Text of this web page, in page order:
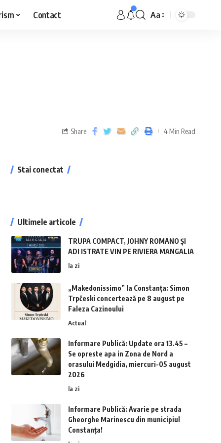
Contact Aa
Share 4 Min Read
Stai conectat
Ultimele articole
TRUPA COMPACT, JOHNY ROMANO ȘI
ADI ISTRATE VIN PE RIVIERA MANGALIA
la zi
„Makedonissimo” la Constanța: Simon
Trpčeski concertează pe 8 august pe
Faleza Cazinoului
Actual
Informare Publică: Update ora 13.45 –
Se opreste apa in Zona de Nord a
orasului Medgidia, miercuri-05 august
2026
la zi
Informare Publică: Avarie pe strada
Gheorghe Marinescu din municipiul
Constanța!